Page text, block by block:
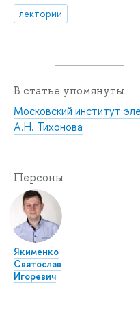
лектории
В статье упомянуты
Московский институт
А.Н. Тихонова
Персоны
Якименко
Святослав
Игоревич